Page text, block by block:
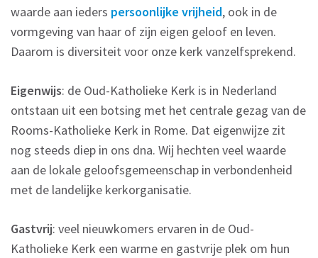
waarde aan ieders persoonlijke vrijheid, ook in de
vormgeving van haar of zijn eigen geloof en leven.
Daarom is diversiteit voor onze kerk vanzelfsprekend.
Eigenwijs: de Oud-Katholieke Kerk is in Nederland
ontstaan uit een botsing met het centrale gezag van de
Rooms-Katholieke Kerk in Rome. Dat eigenwijze zit
nog steeds diep in ons dna. Wij hechten veel waarde
aan de lokale geloofsgemeenschap in verbondenheid
met de landelijke kerkorganisatie.
Gastvrij: veel nieuwkomers ervaren in de Oud-
Katholieke Kerk een warme en gastvrije plek om hun